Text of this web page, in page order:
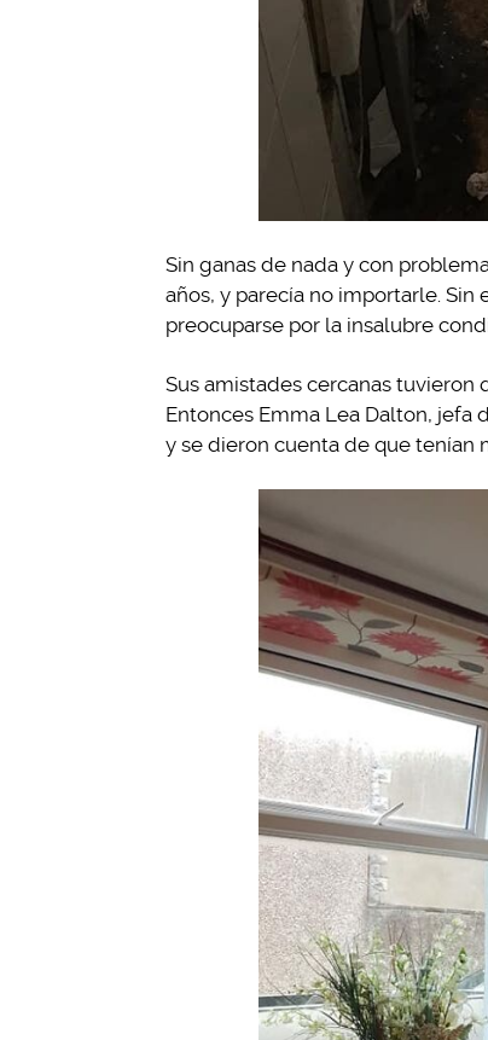
Sin ganas de nada y con
años, y parecía no importarle.
preocuparse por la insalubre
Sus amistades cercanas tuvieron
Entonces Emma Lea Dalton, jefa
y se dieron cuenta de que tenían